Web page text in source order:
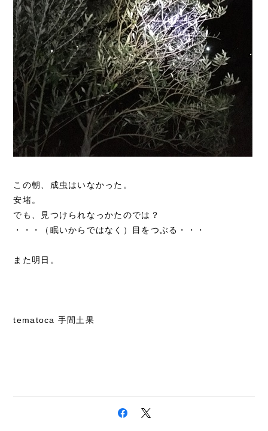
この朝、成虫はいなかった。
安堵。
でも、見つけられなっかたのでは？
・・・（眠いからではなく）目をつぶる・・・
また明日。
tematoca 手間土果